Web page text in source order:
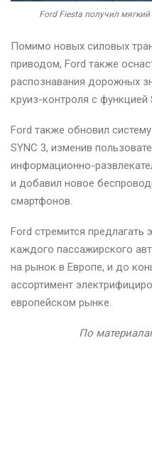
Ford Fiesta получил
Помимо новых силовых
приводом, Ford также
распознавания дорожных
круиз-контроля с функцией
Ford также обновил
SYNC 3, изменив
информационно-
и добавил новое
смартфонов.
Ford стремится
каждого пассажирского
на рынок в Европе, и до
ассортимент
европейском рынке.
По